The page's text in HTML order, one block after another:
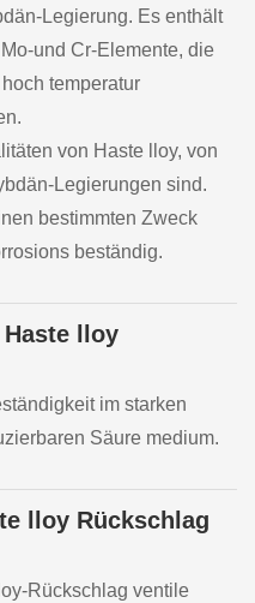
Legierung. Es enthält
und Cr-Elemente, die
temperatur
von Haste lloy, von
Legierungen sind.
bestimmten Zweck
beständig.
lloy
im starken
Säure medium.
lloy Rückschlag
Rückschlag ventile